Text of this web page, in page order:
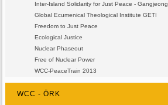
Inter-Island Solidarity for Just Peace - Gangjeong
Global Ecumenical Theological Institute GETI
Freedom to Just Peace
Ecological Justice
Nuclear Phaseout
Free of Nuclear Power
WCC-PeaceTrain 2013
WCC - ÖRK